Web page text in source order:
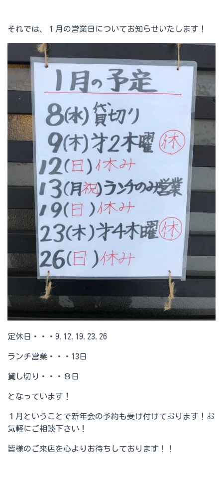
それでは、１月の営業日についてお知らせいたします！
定休日・・・9.12.19.23.26
ランチ営業・・・13日
貸し切り・・・８日
となっています！
１月ということで新年会の予約も受け付けております！お
気軽にご相談下さい！
皆様のご来店を心よりお待ちしております！！